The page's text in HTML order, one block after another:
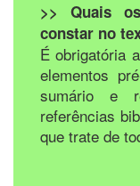
>> Quais
constar no
É obrigatória
elementos
sumário e
referências
que trate de